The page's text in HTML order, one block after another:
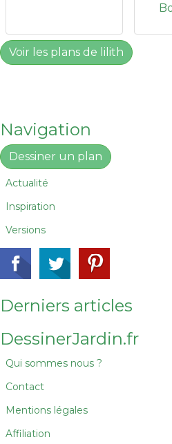
Voir les plans de lilith
Navigation
Dessiner un plan
Actualité
Inspiration
Versions
Derniers articles
DessinerJardin.fr
Qui sommes nous ?
Contact
Mentions légales
Affiliation